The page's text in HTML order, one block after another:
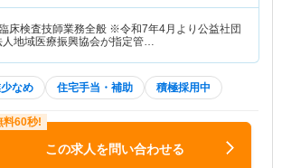
床検査技師業務全般 ※令和7年4月より公益社団
人地域医療振興協会が指定管…
なめ 住宅手当・補助 積極採用中
この求人を問い合わせる